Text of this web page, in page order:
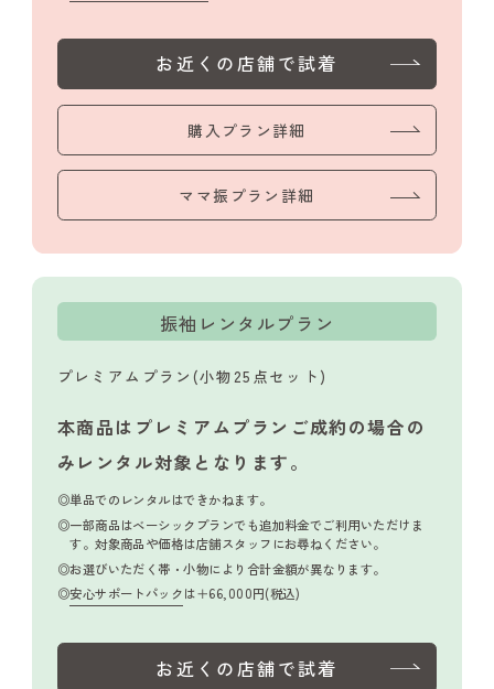
振袖レンタルプラン
プレミアムプラン(小物25点セット)
本商品はプレミアムプランご成約の場合の
み レンタル対象となります。
単品でのレンタルはできかねます。
一部商品はベーシックプランでも追加料金でご利用いただけま
す。対象商品や価格は店舗スタッフにお尋ねください。
お選びいただく帯・小物により合計金額が異なります。
安心サポートパックは＋66,000円(税込)
お近くの店舗で試着
お近くの店舗で試着
購入プラン詳細
ママ振プラン詳細